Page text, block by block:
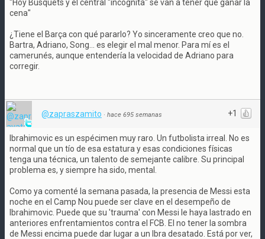
"Hoy Busquets y el central "incógnita" se van a tener que ganar la
cena"
¿Tiene el Barça con qué pararlo? Yo sinceramente creo que no.
Bartra, Adriano, Song... es elegir el mal menor. Para mí es el
camerunés, aunque entendería la velocidad de Adriano para
corregir.
+1
@zapraszamito · hace 695 semanas
Ibrahimovic es un espécimen muy raro. Un futbolista irreal. No es
normal que un tío de esa estatura y esas condiciones físicas
tenga una técnica, un talento de semejante calibre. Su principal
problema es, y siempre ha sido, mental.
Como ya comenté la semana pasada, la presencia de Messi esta
noche en el Camp Nou puede ser clave en el desempeño de
Ibrahimovic. Puede que su 'trauma' con Messi le haya lastrado en
anteriores enfrentamientos contra el FCB. El no tener la sombra
de Messi encima puede dar lugar a un Ibra desatado. Está por ver,